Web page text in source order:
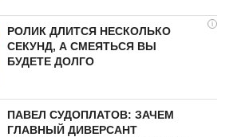
i
РОЛИК ДЛИТСЯ НЕСКОЛЬКО
СЕКУНД, А СМЕЯТЬСЯ ВЫ
БУДЕТЕ ДОЛГО
ПАВЕЛ СУДОПЛАТОВ: ЗАЧЕМ
ГЛАВНЫЙ ДИВЕРСАНТ